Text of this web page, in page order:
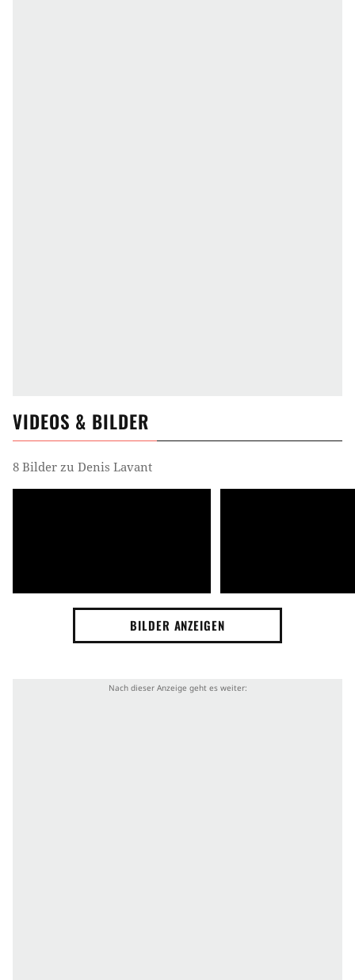
VIDEOS & BILDER
8 Bilder zu Denis Lavant
BILDER ANZEIGEN